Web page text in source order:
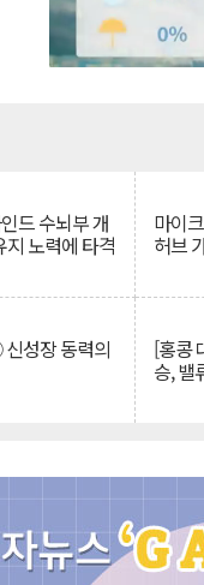
드 수뇌부 개
노력에 타격
마이
허브
성장 동력의 [홍콩
승, 밸